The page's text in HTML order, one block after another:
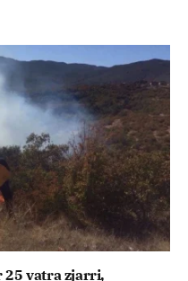
25 vatra zjarri,